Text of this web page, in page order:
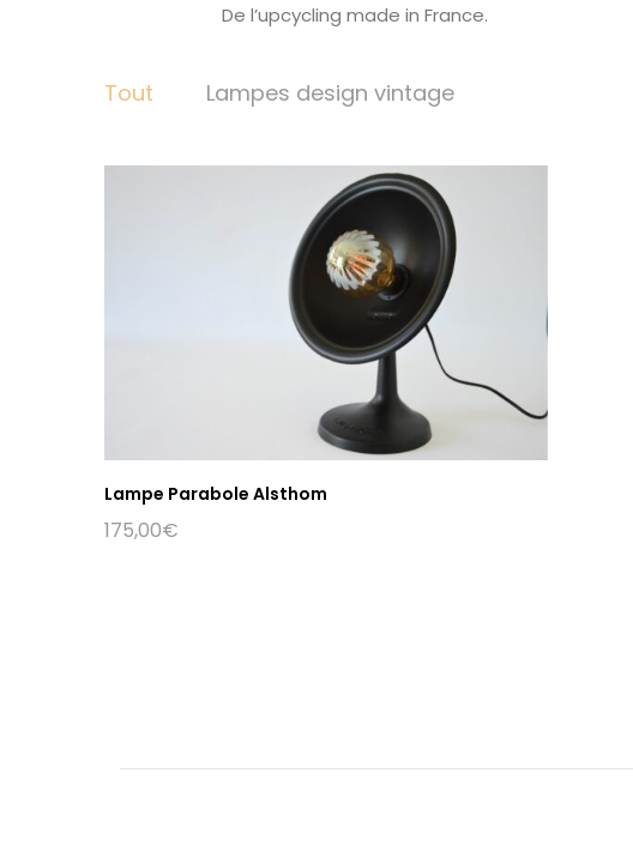
De l’upcycling made in France.
Tout Lampes design vintage
Lampe Parabole Alsthom
175,00€